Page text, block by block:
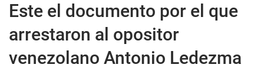
Este el documento por el que
arrestaron al opositor
venezolano Antonio Ledezma